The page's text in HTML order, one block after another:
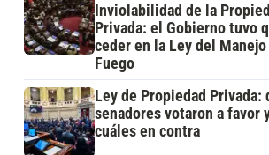
Inviolabilidad de la
Privada: el Gobierno tuvo
ceder en la Ley del Manejo
Fuego
Ley de Propiedad Privada:
senadores votaron a favor
cuáles en contra